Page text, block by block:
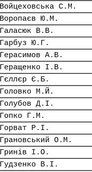
Войцеховська С.М.
Воропаєв Ю.М.
Галасюк В.В.
Гарбуз Ю.Г.
Герасимов А.В.
Геращенко І.В.
Гєллєр Є.Б.
Головко М.Й.
Голубов Д.І.
Гопко Г.М.
Горват Р.І.
Грановський О.М.
Гринів І.О.
Гудзенко В.І.